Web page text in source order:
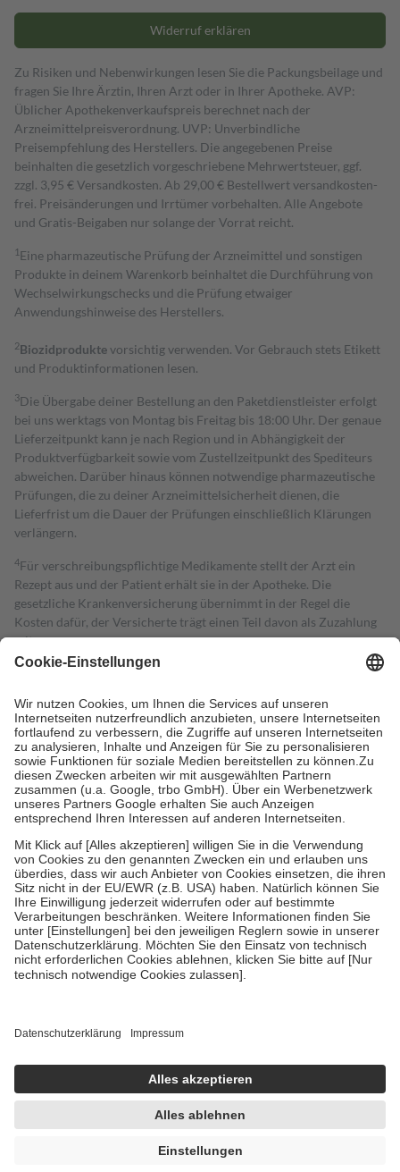
Widerruf erklären
Zu Risiken und Nebenwirkungen lesen Sie die Packungsbeilage und
fragen Sie Ihre Ärztin, Ihren Arzt oder in Ihrer Apotheke. AVP:
Üblicher Apothekenverkaufspreis berechnet nach der
Arzneimittelpreisverordnung. UVP: Unverbindliche
Preisempfehlung des Herstellers. Die angegebenen Preise
beinhalten die gesetzlich vorgeschriebene Mehrwertsteuer, ggf.
zzgl. 3,95 € Versandkosten. Ab 29,00 € Bestell­wert versand­kosten­
frei. Preisänderungen und Irrtümer vorbehalten. Alle Angebote
und Gratis-Beigaben nur solange der Vorrat reicht.
1 Eine pharmazeutische Prüfung der Arzneimittel und sonstigen
Produkte in deinem Warenkorb beinhaltet die Durchführung von
Wechselwirkungschecks und die Prüfung etwaiger
Anwendungshinweise des Herstellers.
2Biozidproduktevorsichtig verwenden. Vor Gebrauch stets Etikett
und Produktinformationen lesen.
3Die Übergabe deiner Bestellung an den Paketdienstleister erfolgt
bei uns werktags von Montag bis Freitag bis 18:00 Uhr. Der genaue
Lieferzeitpunkt kann je nach Region und in Abhängigkeit der
Produktverfügbarkeit sowie vom Zustellzeitpunkt des Spediteurs
abweichen. Darüber hinaus können notwendige pharmazeutische
Prüfungen, die zu deiner Arzneimittelsicherheit dienen, die
Lieferfrist um die Dauer der Prüfungen einschließlich Klärungen
verlängern.
4Für verschreibungspflichtige Medikamente stellt der Arzt ein
Rezept aus und der Patient erhält sie in der Apotheke. Die
gesetzliche Krankenversicherung übernimmt in der Regel die
Kosten dafür, der Versicherte trägt einen Teil davon als Zuzahlung
mit.
Grundsätzlich leisten Mitglieder Zuzahlungen in Höhe von zehn
höchstens zehn Euro.
Es sind jedoch nie mehr als die tatsächlichen
Kosten der Leistung zu entrichten.
Diese Regeln gelten grundsätzlich auch für Online-Apotheken.
Bei Heilmitteln und häuslicher Krankenpflege beträgt die
Zuzahlung zehn Prozent der Kosten sowie zehn Euro je
Verordnung.
Um das Engagement der Versicherten für ihre eigene Gesundheit zu
stärken und die besondere Stellung der Familie zu unterstützen,
fallenkeine Zuzahlungenan bei:
• Kindern und Jugendlichen bis zum vollendeten 18. Lebensjahr
mit Ausnahme der Fahrkosten
• Untersuchungen zur Vorsorge und Früherkennung, die von der
GKV getragen werden
• empfohlenen Schutzimpfungen
• Harn- und Blutteststreifen
getroffen, um sicherzustellen, dass es sich um echte Bewertungen
https://help.etrusted.com/hc/de/articles/4419944605341
Einige Bilder und Inhalte wurden unter Zuhilfenahme künstlicher